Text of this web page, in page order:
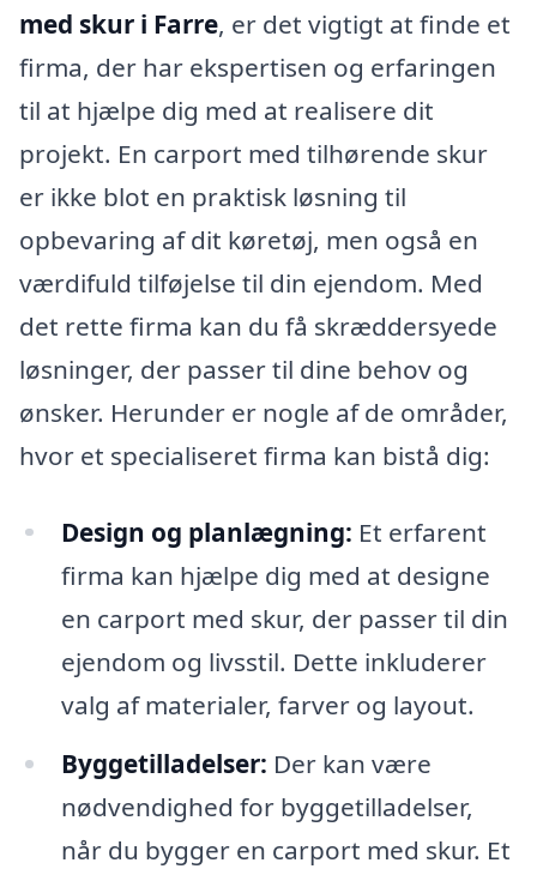
med skur i Farre, er det vigtigt at finde et
firma, der har ekspertisen og erfaringen
til at hjælpe dig med at realisere dit
projekt. En carport med tilhørende skur
er ikke blot en praktisk løsning til
opbevaring af dit køretøj, men også en
værdifuld tilføjelse til din ejendom. Med
det rette firma kan du få skræddersyede
løsninger, der passer til dine behov og
ønsker. Herunder er nogle af de områder,
hvor et specialiseret firma kan bistå dig:
Design og planlægning: Et erfarent
firma kan hjælpe dig med at designe
en carport med skur, der passer til din
ejendom og livsstil. Dette inkluderer
valg af materialer, farver og layout.
Byggetilladelser: Der kan være
nødvendighed for byggetilladelser,
når du bygger en carport med skur. Et